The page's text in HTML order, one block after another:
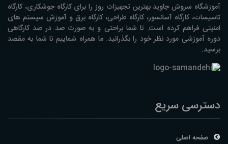
آموزشگاه سروش جاوید بهترین تجهیزات روز را برای کارگاه جوشکاری، کارگاه
تاسیسات، کارگاه آسانسور، کارگاه طراحی، کارگاه برق و آموزش سیستم های
امنیتی فراهم کرده است. تا شما براحتی و به صورت صد در صد کارگاهی
دوره آموزشی مورد نظر خود را بگذرانید. ما همراه شماییم تا شما به مقصد
برسید.
دسترسی سریع
صفحه اصلی